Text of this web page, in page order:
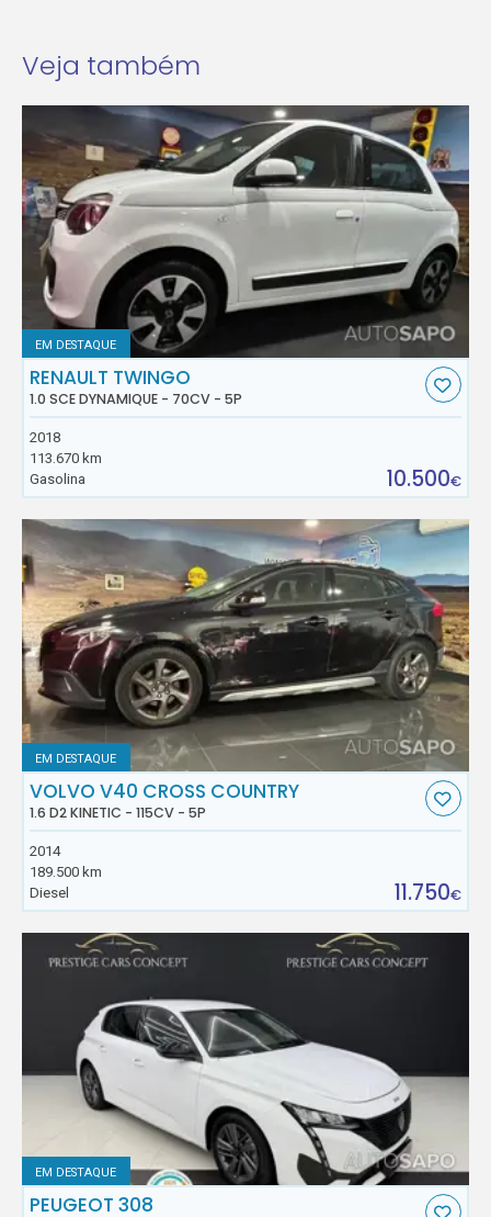
Veja também
EM DESTAQUE
RENAULT TWINGO
1.0 SCE DYNAMIQUE - 70CV - 5P
2018
113.670 km
Gasolina
10.500€
EM DESTAQUE
VOLVO V40 CROSS COUNTRY
1.6 D2 KINETIC - 115CV - 5P
2014
189.500 km
Diesel
11.750€
EM DESTAQUE
PEUGEOT 308